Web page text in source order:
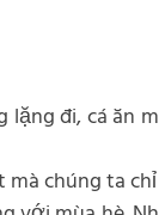
đi, cá ăn
chúng ta